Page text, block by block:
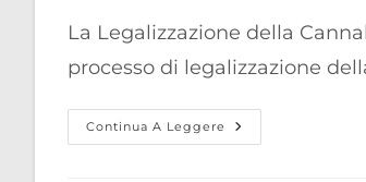
La Legalizzazione della
processo di legalizzazione
Continua A Leggere Legalizzazione
Di